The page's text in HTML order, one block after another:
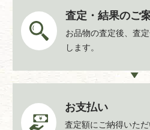
査定・結果のご
お品物の査定後、査
します。
お支払い
査定額にご納得いた